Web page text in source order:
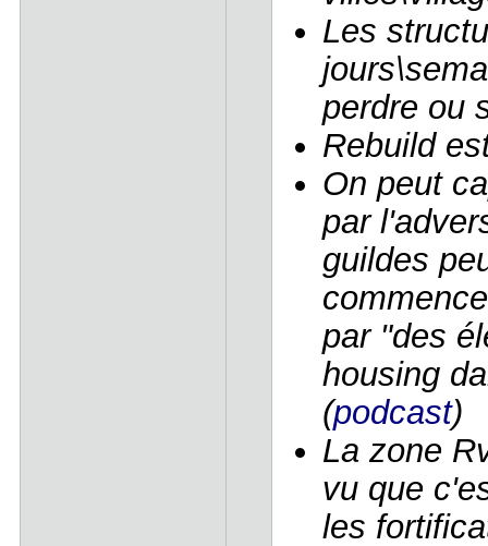
Les
perdre ou
Rebuild
On peut
par
guildes
par "des
housing
(podcast)
La zone
vu que
les